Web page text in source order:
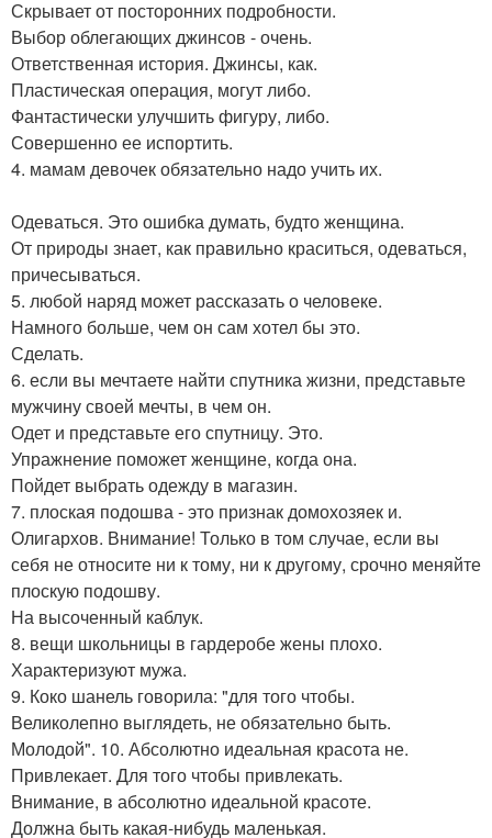
Скрывает от посторонних подробности.
Выбор облегающих джинсов - очень.
Ответственная история. Джинсы, как.
Пластическая операция, могут либо.
Фантастически улучшить фигуру, либо.
Совершенно ее испортить.
4. мамам девочек обязательно надо учить их.
Одеваться. Это ошибка думать, будто женщина.
От природы знает, как правильно краситься, одеваться,
причесываться.
5. любой наряд может рассказать о человеке.
Намного больше, чем он сам хотел бы это.
Сделать.
6. если вы мечтаете найти спутника жизни, представьте
мужчину своей мечты, в чем он.
Одет и представьте его спутницу. Это.
Упражнение поможет женщине, когда она.
Пойдет выбрать одежду в магазин.
7. плоская подошва - это признак домохозяек и.
Олигархов. Внимание! Только в том случае, если вы
себя не относите ни к тому, ни к другому, срочно меняйте
плоскую подошву.
На высоченный каблук.
8. вещи школьницы в гардеробе жены плохо.
Характеризуют мужа.
9. Коко шанель говорила: "для того чтобы.
Великолепно выглядеть, не обязательно быть.
Молодой". 10. Абсолютно идеальная красота не.
Привлекает. Для того чтобы привлекать.
Внимание, в абсолютно идеальной красоте.
Должна быть какая-нибудь маленькая.